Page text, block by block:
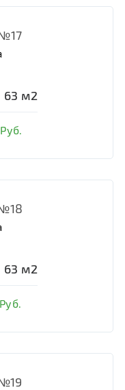
63 м2
Руб.
63 м2
Руб.